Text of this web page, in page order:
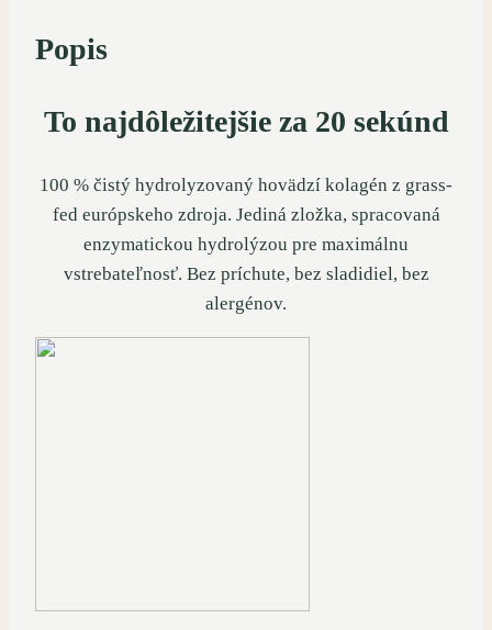
Popis
To najdôležitejšie za 20 sekúnd
100 % čistý hydrolyzovaný hovädzí kolagén z grass-
fed európskeho zdroja. Jediná zložka, spracovaná
enzymatickou hydrolýzou pre maximálnu
vstrebateľnosť. Bez príchute, bez sladidiel, bez
alergénov.